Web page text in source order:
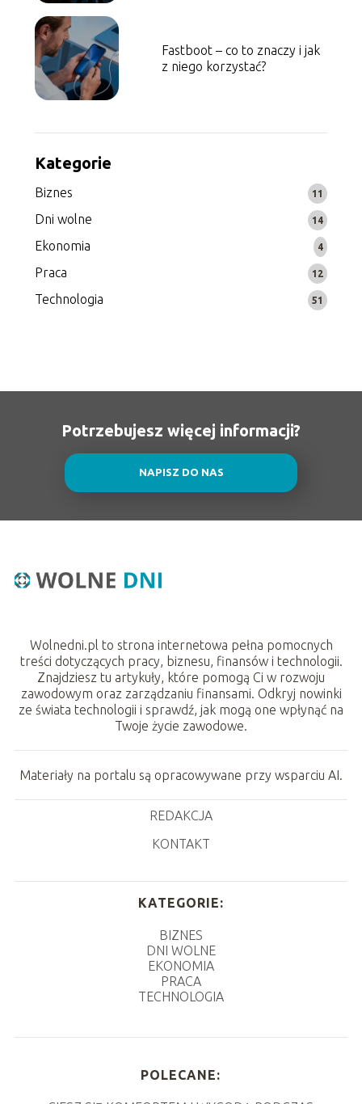
Fastboot – co to znaczy i jak
z niego korzystać?
Kategorie
Biznes 11
Dni wolne 14
Ekonomia 4
Praca 12
Technologia 51
Potrzebujesz więcej informacji?
NAPISZ DO NAS
Wolnedni.pl to strona internetowa pełna pomocnych
treści dotyczących pracy, biznesu, finansów i technologii.
Znajdziesz tu artykuły, które pomogą Ci w rozwoju
zawodowym oraz zarządzaniu finansami. Odkryj nowinki
ze świata technologii i sprawdź, jak mogą one wpłynąć na
Twoje życie zawodowe.
Materiały na portalu są opracowywane przy wsparciu AI.
REDAKCJA
KONTAKT
KATEGORIE:
BIZNES
DNI WOLNE
EKONOMIA
PRACA
TECHNOLOGIA
POLECANE: